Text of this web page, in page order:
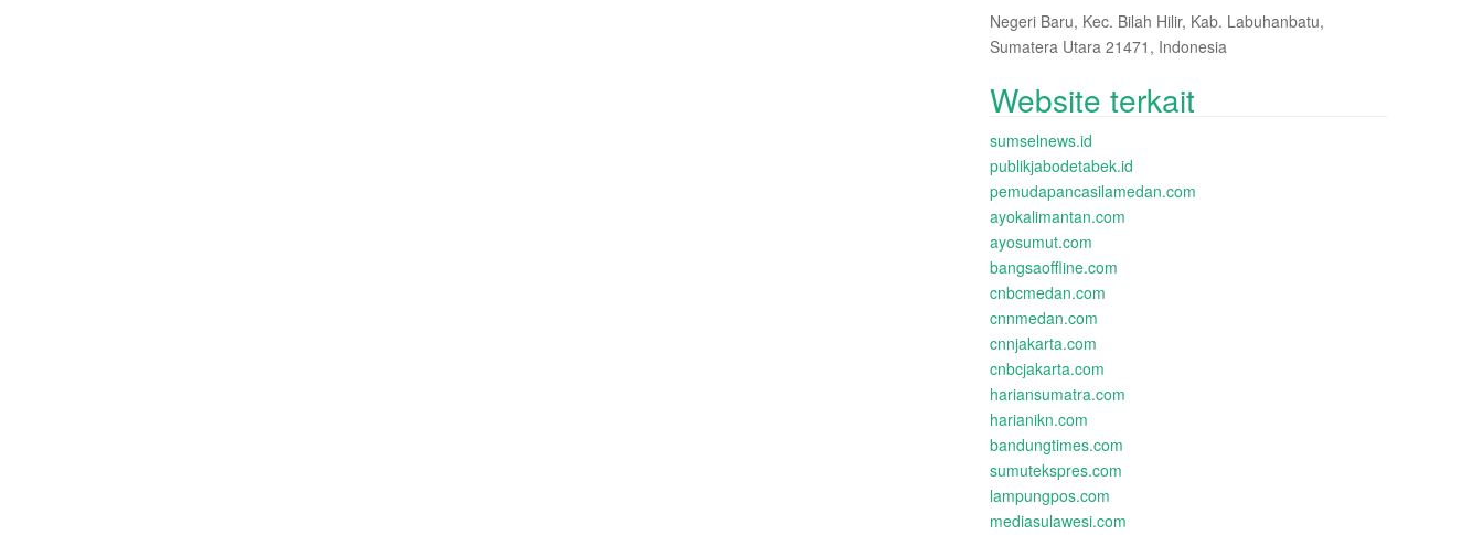
Negeri Baru, Kec. Bilah Hilir, Kab. Labuhanbatu,
Sumatera Utara 21471, Indonesia
Website terkait
sumselnews.id
publikjabodetabek.id
pemudapancasilamedan.com
ayokalimantan.com
ayosumut.com
bangsaoffline.com
cnbcmedan.com
cnnmedan.com
cnnjakarta.com
cnbcjakarta.com
hariansumatra.com
harianikn.com
bandungtimes.com
sumutekspres.com
lampungpos.com
mediasulawesi.com